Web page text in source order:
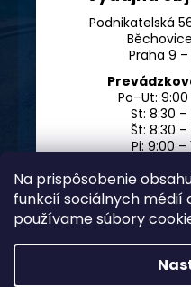
Na prispôsobenie
funkcií sociálnych médií
používame súbory
Podnikatelská
Praha 9 –
Po–Ut: 9:00
St: 8:30 –
Št: 8:30 –
Pi: 9:00 –